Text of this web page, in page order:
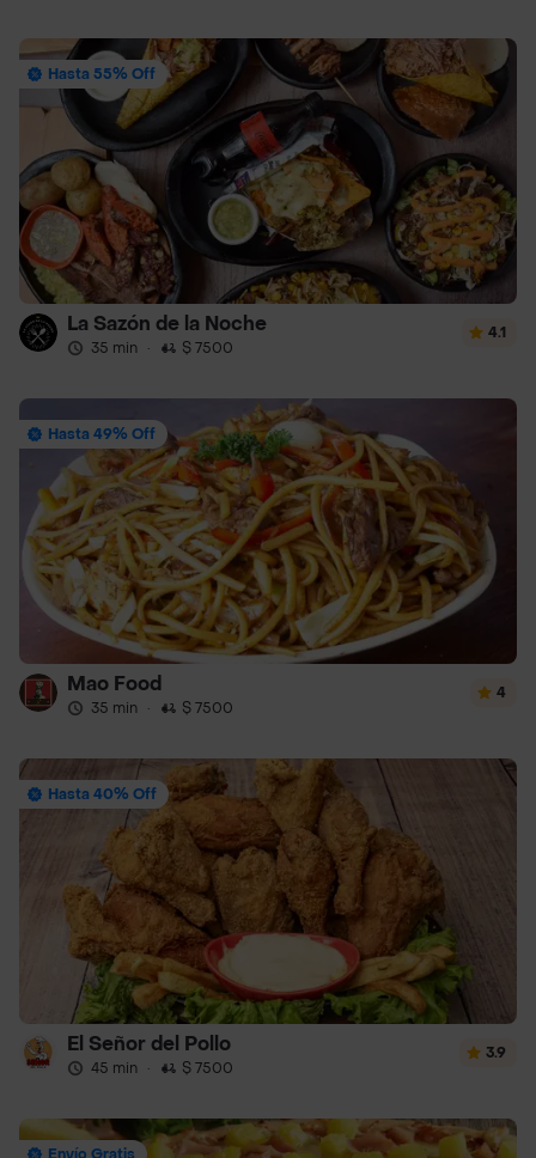
Hasta 55% Off
La Sazón de la Noche
35 min · $ 7500
4.1
Hasta 49% Off
Mao Food
35 min · $ 7500
4
Hasta 40% Off
El Señor del Pollo
45 min · $ 7500
3.9